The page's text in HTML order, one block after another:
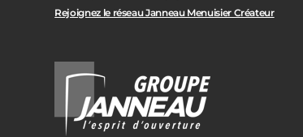
Rejoignez le réseau Janneau Menuisier Créateur